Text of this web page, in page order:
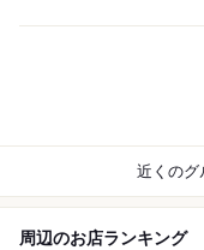
近くのグ
周辺のお店ランキング